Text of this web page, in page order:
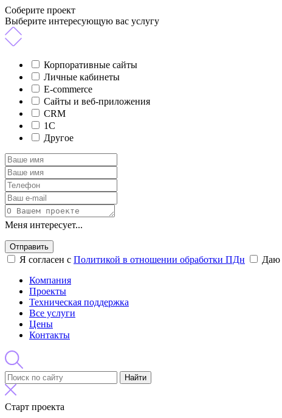
Соберите проект
Выберите интересующую вас услугу
Корпоративные сайты
Личные кабинеты
E-commerce
Сайты и веб-приложения
CRM
1C
Другое
Меня интересует...
Отправить
Я согласен с Политикой в отношении обработки ПДн Даю
Компания
Проекты
Техническая поддержка
Все услуги
Цены
Контакты
Найти
Старт проекта